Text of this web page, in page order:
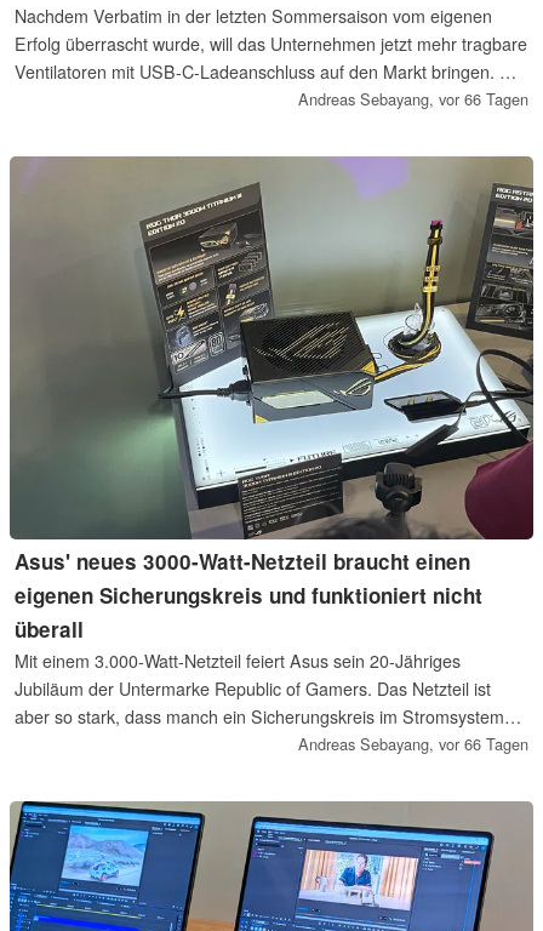
Nachdem Verbatim in der letzten Sommersaison vom eigenen
Erfolg überrascht wurde, will das Unternehmen jetzt mehr tragbare
Ventilatoren mit USB-C-Ladeanschluss auf den Markt bringen. Auf
der Computex konnten das Cool 'n' Go Aqua Breeze bereits
Andreas Sebayang, vor 66 Tagen
Asus' neues 3000-Watt-Netzteil braucht einen
eigenen Sicherungskreis und funktioniert nicht
überall
Mit einem 3.000-Watt-Netzteil feiert Asus sein 20-Jähriges
Jubiläum der Untermarke Republic of Gamers. Das Netzteil ist
aber so stark, dass manch ein Sicherungskreis im Stromsystem
damit nicht zurecht kommt. Es wird dann gedrosselt.
Andreas Sebayang, vor 66 Tagen